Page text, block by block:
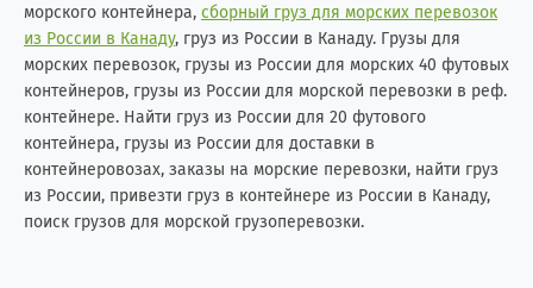
морского контейнера, сборный груз для морских перевозок
из России в Канаду, груз из России в Канаду. Грузы для
морских перевозок, грузы из России для морских 40 футовых
контейнеров, грузы из России для морской перевозки в реф.
контейнере. Найти груз из России для 20 футового
контейнера, грузы из России для доставки в
контейнеровозах, заказы на морские перевозки, найти груз
из России, привезти груз в контейнере из России в Канаду,
поиск грузов для морской грузоперевозки.